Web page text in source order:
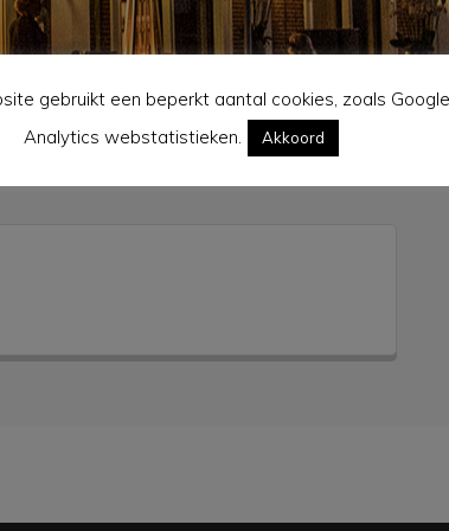
gebruikt een beperkt aantal cookies, zoals Google
Analytics webstatistieken.
Akkoord